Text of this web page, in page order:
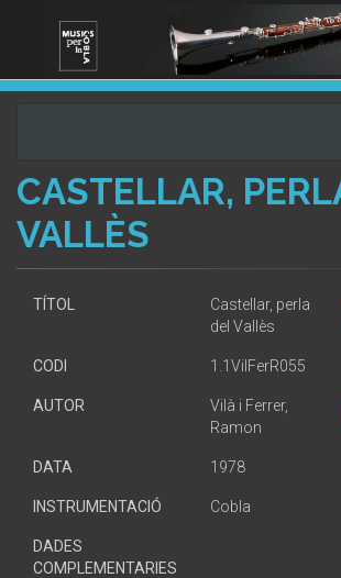
CASTELLAR,
VALLÈS
TÍTOL
Castellar, perla
del Vallès
CODI 1.1VilFerR055
AUTOR
Vilà i Ferrer,
Ramon
DATA 1978
INSTRUMENTACIÓ Cobla
DADES
COMPLEMENTARIES